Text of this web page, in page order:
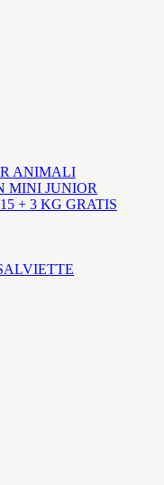
ANIMALI
MINI JUNIOR
+ 3 KG GRATIS